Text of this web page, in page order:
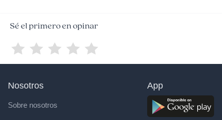
Sé el primero en opinar
Nosotros
Sobre nosotros
App